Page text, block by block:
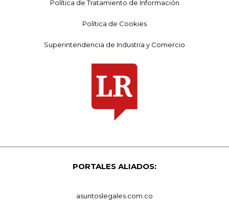
Política de Tratamiento de Información
Política de Cookies
Superintendencia de Industria y Comercio
PORTALES ALIADOS:
asuntoslegales.com.co